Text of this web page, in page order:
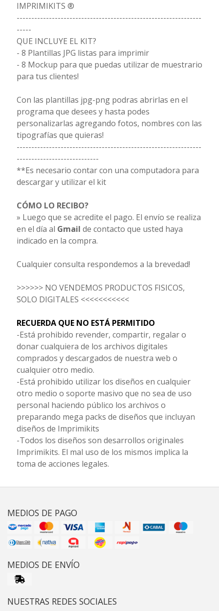
IMPRIMIKITS ®
---------------------------------------------------------------
-----
QUE INCLUYE EL KIT?
- 8 Plantillas JPG listas para imprimir
- 8 Mockup para que puedas utilizar de muestrario
para tus clientes!
Con las plantillas jpg-png podras abrirlas en el
programa que desees y hasta podes
personalizarlas agregando fotos, nombres con las
tipografías que quieras!
---------------------------------------------------------------
----------------------------
**Es necesario contar con una computadora para
descargar y utilizar el kit
CÓMO LO RECIBO?
» Luego que se acredite el pago. El envío se realiza
en el día al Gmail de contacto que usted haya
indicado en la compra.
Cualquier consulta respondemos a la brevedad!
>>>>>> NO VENDEMOS PRODUCTOS FISICOS,
SOLO DIGITALES <<<<<<<<<<<
RECUERDA QUE NO ESTÁ PERMITIDO
-Está prohibido revender, compartir, regalar o
donar cualquiera de los archivos digitales
comprados y descargados de nuestra web o
cualquier otro medio.
-Está prohibido utilizar los diseños en cualquier
otro medio o soporte masivo que no sea de uso
personal haciendo público los archivos o
preparando mega packs de diseños que incluyan
diseños de Imprimikits
-Todos los diseños son desarrollos originales
Imprimikits. El mal uso de los mismos implica la
toma de acciones legales.
MEDIOS DE PAGO
MEDIOS DE ENVÍO
NUESTRAS REDES SOCIALES